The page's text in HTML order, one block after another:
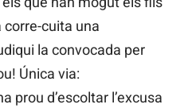
cuita una
la convocada per
Única via:
prou d’escoltar l’excusa